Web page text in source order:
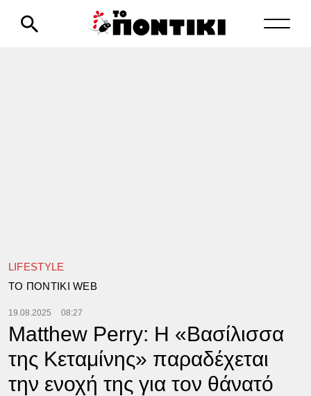
LIFESTYLE
TΟ ΠΟΝΤΙΚΙ WEB
19.08.2025 08:27
Matthew Perry: H «Βασίλισσα
της Κεταμίνης» παραδέχεται
την ενοχή της για τον θάνατό